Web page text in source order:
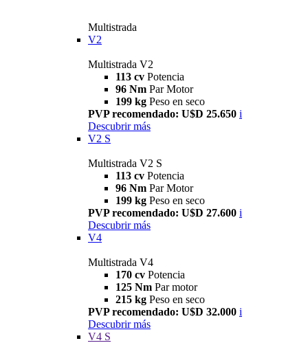
Multistrada
V2
Multistrada V2
113 cv Potencia
96 Nm Par Motor
199 kg Peso en seco
PVP recomendado: U$D 25.650 i
Descubrir más
V2 S
Multistrada V2 S
113 cv Potencia
96 Nm Par Motor
199 kg Peso en seco
PVP recomendado: U$D 27.600 i
Descubrir más
V4
Multistrada V4
170 cv Potencia
125 Nm Par motor
215 kg Peso en seco
PVP recomendado: U$D 32.000 i
Descubrir más
V4 S